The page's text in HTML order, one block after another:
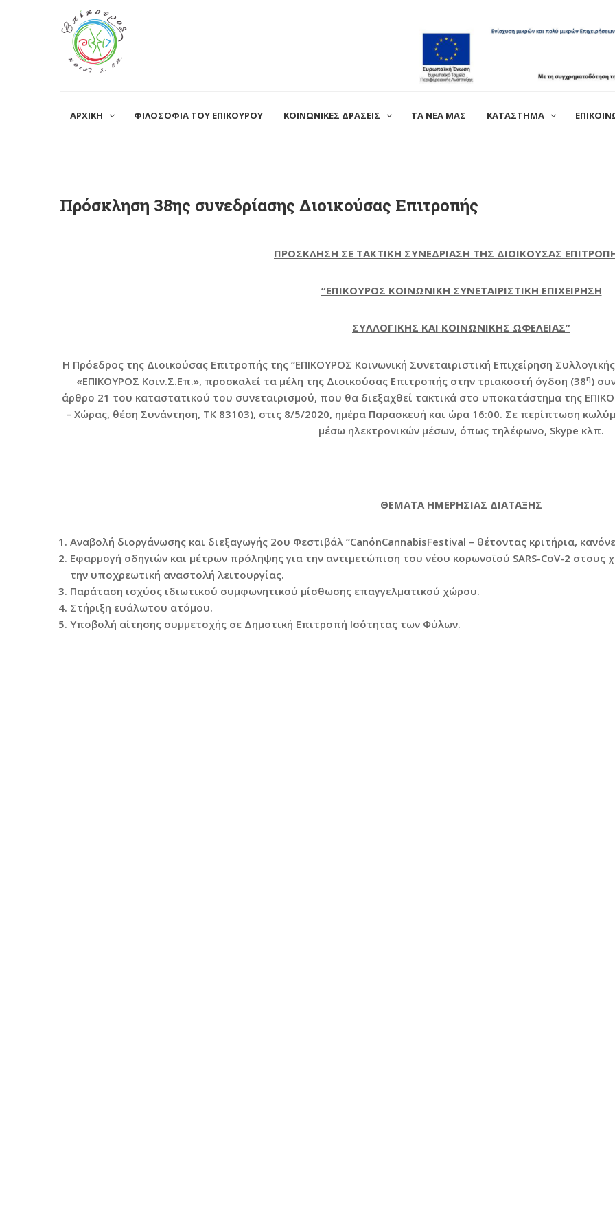
ΑΡΧΙΚΗ ΦΙΛΟΣΟΦΙΑ ΤΟΥ ΕΠΙΚΟΥΡΟΥ ΚΟΙΝΩΝΙΚΕΣ ΔΡΑΣΕΙΣ ΤΑ ΝΕΑ ΜΑΣ ΚΑΤΑΣΤΗΜΑ
Πρόσκληση 38ης συνεδρίασης Διοικούσας Επιτροπής
ΠΡΟΣΚΛΗΣΗ ΣΕ ΤΑΚΤΙΚH ΣΥΝΕΔΡΙΑΣΗ ΤΗΣ ΔΙΟΙΚΟΥΣΑΣ
“ΕΠΙΚΟΥΡΟΣ ΚΟΙΝΩΝΙΚΗ ΣΥΝΕΤΑΙΡΙΣΤΙΚΗ ΕΠΙΧΕΙΡΗΣΗ
ΣΥΛΛΟΓΙΚΗΣ ΚΑΙ ΚΟΙΝΩΝΙΚΗΣ ΩΦΕΛΕΙΑΣ”
Η Πρόεδρος της Διοικούσας Επιτροπής της “ΕΠΙΚΟΥΡΟΣ Κοινωνική Συνεταιριστική Επιχείρηση
«ΕΠΙΚΟΥΡΟΣ Κοιν.Σ.Επ.», προσκαλεί τα μέλη της Διοικούσας Επιτροπής στην τριακοστή όγδοη (38η)
άρθρο 21 του καταστατικού του συνεταιρισμού, που θα διεξαχθεί τακτικά στο υποκατάστημα της
– Χώρας, θέση Συνάντηση, ΤΚ 83103), στις 8/5/2020, ημέρα Παρασκευή και ώρα 16:00. Σε περίπτωση
μέσω ηλεκτρονικών μέσων, όπως τηλέφωνο, Skype κλπ.
ΘΕΜΑΤΑ ΗΜΕΡΗΣΙΑΣ ΔΙΑΤΑΞΗΣ
Αναβολή διοργάνωσης και διεξαγωγής 2ου Φεστιβάλ “CanόnCannabisFestival – θέτοντας κριτήρια,
Εφαρμογή οδηγιών και μέτρων πρόληψης για την αντιμετώπιση του νέου κορωνοϊού SARS-CoV-2
την υποχρεωτική αναστολή λειτουργίας.
Παράταση ισχύος ιδιωτικού συμφωνητικού μίσθωσης επαγγελματικού χώρου.
Στήριξη ευάλωτου ατόμου.
Υποβολή αίτησης συμμετοχής σε Δημοτική Επιτροπή Ισότητας των Φύλων.